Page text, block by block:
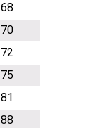
68
70
72
75
81
88